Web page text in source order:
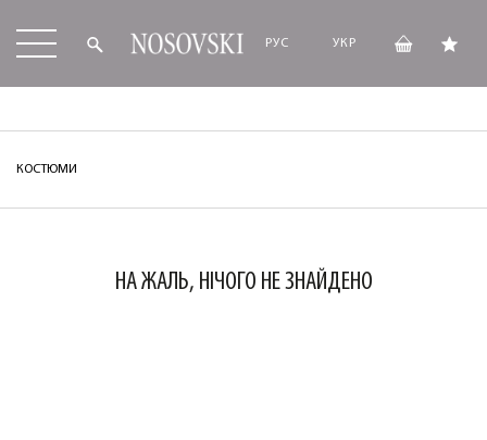
РУС УКР
КОСТЮМИ
НА ЖАЛЬ, НІЧОГО НЕ ЗНАЙДЕНО